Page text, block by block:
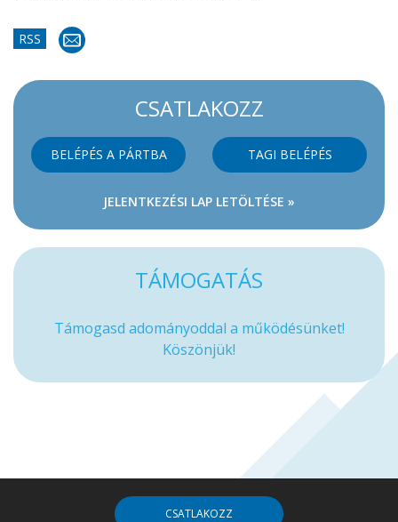
RSS
CSATLAKOZZ
BELÉPÉS A PÁRTBA TAGI BELÉPÉS
JELENTKEZÉSI LAP LETÖLTÉSE »
TÁMOGATÁS
Támogasd adományoddal a működésünket!
Köszönjük!
CSATLAKOZZ